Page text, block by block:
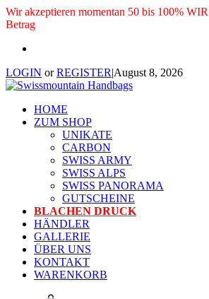
Wir akzeptieren momentan 50 bis 100%
Betrag
LOGIN orREGISTER|August 8, 2026
HOME
ZUM SHOP
UNIKATE
CARBON
SWISS ARMY
SWISS ALPS
SWISS PANORAMA
GUTSCHEINE
BLACHEN DRUCK
HÄNDLER
GALLERIE
ÜBER UNS
KONTAKT
WARENKORB